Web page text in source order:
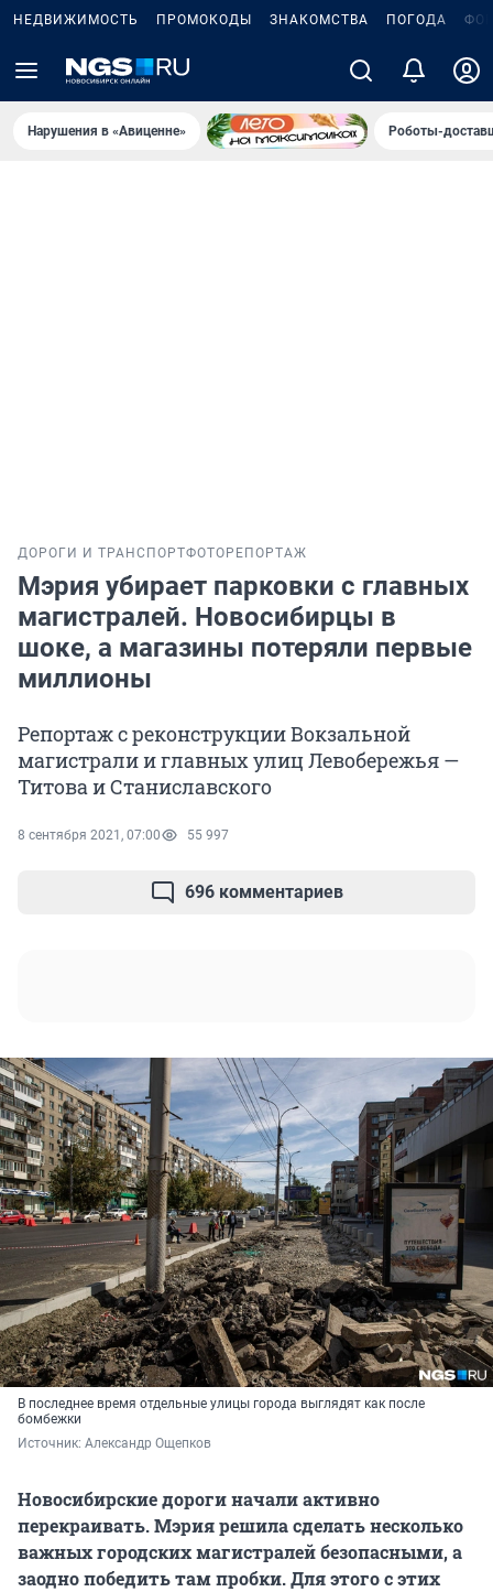
НЕДВИЖИМОСТЬ ПРОМОКОДЫ ЗНАКОМСТВА ПОГОДА
Нарушения в «Авиценне» Роботы-
ДОРОГИ И ТРАНСПОРТФОТОРЕПОРТАЖ
Мэрия убирает парковки с главных
магистралей. Новосибирцы в
шоке, а магазины потеряли первые
миллионы
Репортаж с реконструкции Вокзальной
магистрали и главных улиц Левобережья —
Титова и Станиславского
8 сентября 2021, 07:00 55 997
696 комментариев
В последнее время отдельные улицы города выглядят как после
бомбежки
Источник: Александр Ощепков
Новосибирские дороги начали активно
перекраивать. Мэрия решила сделать несколько
важных городских магистралей безопасными, а
заодно победить там пробки. Для этого с этих